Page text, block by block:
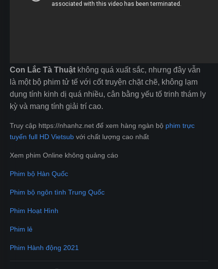
Con Lắc Tà Thuật không quá xuất sắc, nhưng đây vẫn
là một bộ phim tử tế với cốt truyện chặt chẽ, không lạm
dụng tính kinh dị quá nhiều, cân bằng yếu tố trinh thám ly
kỳ và mang tính giải trí cao.
Truy cập https://nhanhz.net để xem hàng ngàn bộ phim trực
tuyến full HD Vietsub với chất lượng cao nhất
Xem phim Online không quảng cáo
Phim bộ Hàn Quốc
Phim bộ ngôn tình Trung Quốc
Phim Hoạt Hình
Phim lẻ
Phim Hành động 2021